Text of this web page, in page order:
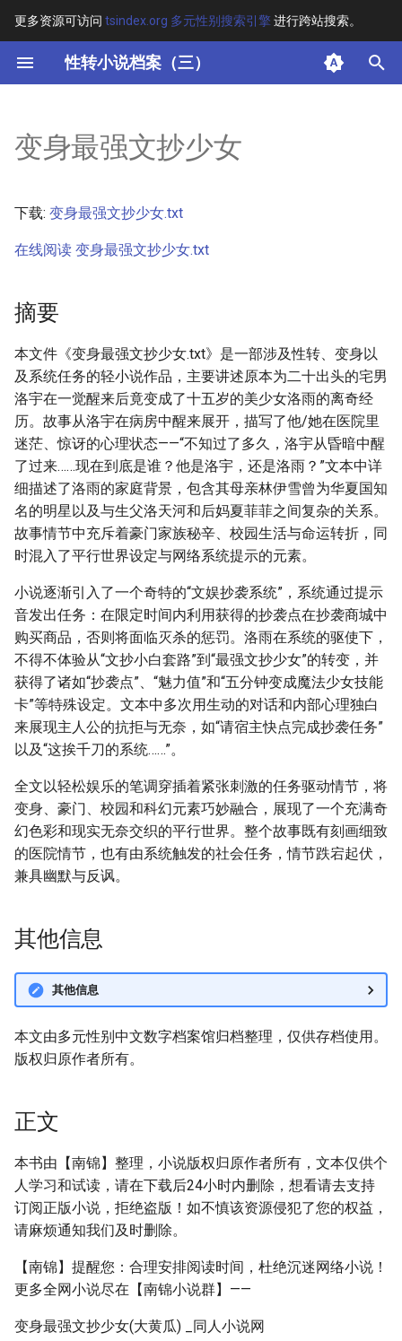
更多资源可访问 tsindex.org 多元性别搜索引擎进行跨站搜索。
性转小说档案（三）
键
开
搜
索
其他信息
正文
变身最强文抄少女
下载: 变身最强文抄少女.txt
在线阅读 变身最强文抄少女.txt
摘要
本文件《变身最强文抄少女.txt》是一部涉及性转、变身以
及系统任务的轻小说作品，主要讲述原本为二十出头的宅男
洛宇在一觉醒来后竟变成了十五岁的美少女洛雨的离奇经
历。故事从洛宇在病房中醒来展开，描写了他/她在医院里
迷茫、惊讶的心理状态——“不知过了多久，洛宇从昏暗中醒
了过来……现在到底是谁？他是洛宇，还是洛雨？”文本中详
细描述了洛雨的家庭背景，包含其母亲林伊雪曾为华夏国知
名的明星以及与生父洛天河和后妈夏菲菲之间复杂的关系。
故事情节中充斥着豪门家族秘辛、校园生活与命运转折，同
时混入了平行世界设定与网络系统提示的元素。
小说逐渐引入了一个奇特的“文娱抄袭系统”，系统通过提示
音发出任务：在限定时间内利用获得的抄袭点在抄袭商城中
购买商品，否则将面临灭杀的惩罚。洛雨在系统的驱使下，
不得不体验从“文抄小白套路”到“最强文抄少女”的转变，并
获得了诸如“抄袭点”、“魅力值”和“五分钟变成魔法少女技能
卡”等特殊设定。文本中多次用生动的对话和内部心理独白
来展现主人公的抗拒与无奈，如“请宿主快点完成抄袭任务”
以及“这挨千刀的系统……”。
全文以轻松娱乐的笔调穿插着紧张刺激的任务驱动情节，将
变身、豪门、校园和科幻元素巧妙融合，展现了一个充满奇
幻色彩和现实无奈交织的平行世界。整个故事既有刻画细致
的医院情节，也有由系统触发的社会任务，情节跌宕起伏，
兼具幽默与反讽。
其他信息
其他信息
本文由多元性别中文数字档案馆归档整理，仅供存档使用。
版权归原作者所有。
正文
本书由【南锦】整理，小说版权归原作者所有，文本仅供个
人学习和试读，请在下载后24小时内删除，想看请去支持
订阅正版小说，拒绝盗版！如不慎该资源侵犯了您的权益，
请麻烦通知我们及时删除。
【南锦】提醒您：合理安排阅读时间，杜绝沉迷网络小说！
更多全网小说尽在【南锦小说群】——
变身最强文抄少女(大黄瓜) _同人小说网